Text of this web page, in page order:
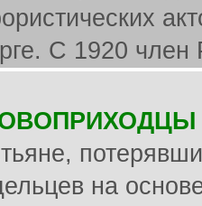
С 1920
на